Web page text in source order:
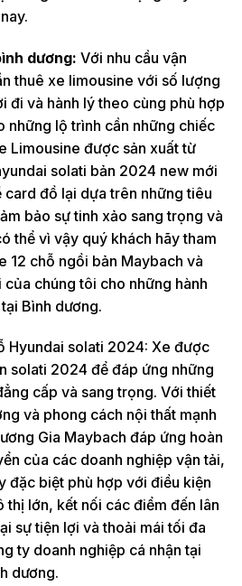
dương: Với nhu cầu vận
thuê xe limousine với số lượng
đi và hành lý theo cùng phù hợp
những lộ trình cần những chiếc
Limousine được sản xuất từ
solati bản 2024 new mới
đồ lại dựa trên những tiêu
bảo sự tinh xảo sang trọng và
thể vì vậy quý khách hãy tham
12 chỗ ngồi bản Maybach và
chúng tôi cho những hành
Bình dương.
Hyundai solati 2024: Xe được
solati 2024 để đáp ứng những
cấp và sang trọng. Với thiết
và phong cách nội thất mạnh
Gia Maybach đáp ứng hoàn
của các doanh nghiệp vận tải,
đặc biệt phù hợp với điều kiện
thị lớn, kết nối các điểm đến lân
sự tiện lợi và thoải mái tối đa
ty doanh nghiệp cá nhận tại
dương.